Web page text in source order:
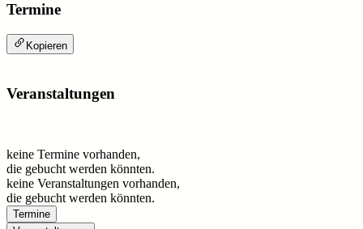
Termine
Kopieren
Veranstaltungen
keine Termine vorhanden,
die gebucht werden könnten.
keine Veranstaltungen vorhanden,
die gebucht werden könnten.
Termine